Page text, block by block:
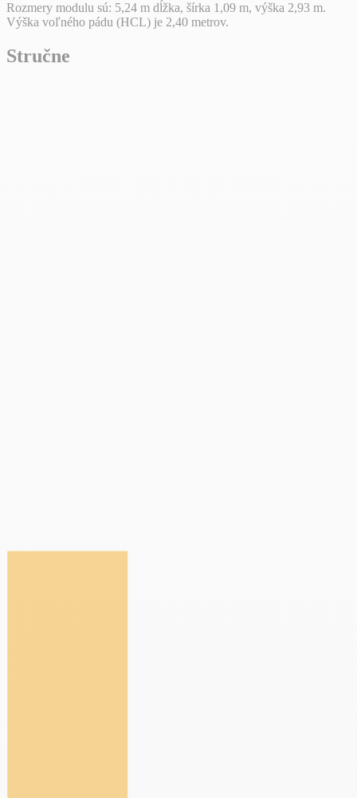
Rozmery modulu sú: 5,24 m dĺžka, šírka 1,09 m, výška 2,93 m.
Výška voľného pádu (HCL) je 2,40 metrov.
Stručne